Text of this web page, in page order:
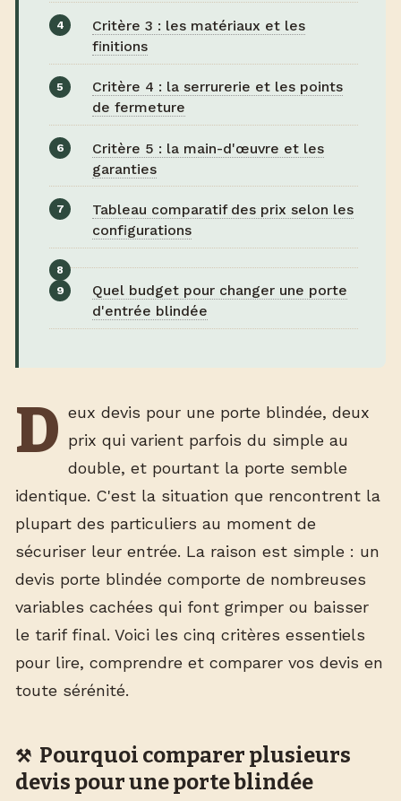
Critère 3 : les matériaux et les
finitions
Critère 4 : la serrurerie et les points
de fermeture
Critère 5 : la main-d'œuvre et les
garanties
Tableau comparatif des prix selon les
configurations
Quel budget pour changer une porte
d'entrée blindée
D eux devis pour une porte blindée, deux
prix qui varient parfois du simple au
double, et pourtant la porte semble
identique. C'est la situation que rencontrent la
plupart des particuliers au moment de
sécuriser leur entrée. La raison est simple : un
devis porte blindée comporte de nombreuses
variables cachées qui font grimper ou baisser
le tarif final. Voici les cinq critères essentiels
pour lire, comprendre et comparer vos devis en
toute sérénité.
Pourquoi comparer plusieurs
devis pour une porte blindée